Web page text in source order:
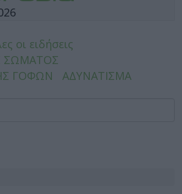
οι ειδήσεις
ΣΩΜΑΤΟΣ
ΓΟΦΩΝ
ΑΔΥΝΑΤΙΣΜΑ